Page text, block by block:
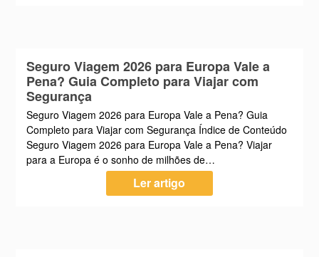
Seguro Viagem 2026 para Europa Vale a
Pena? Guia Completo para Viajar com
Segurança
Seguro Viagem 2026 para Europa Vale a Pena? Guia
Completo para Viajar com Segurança Índice de Conteúdo
Seguro Viagem 2026 para Europa Vale a Pena? Viajar
para a Europa é o sonho de milhões de…
Ler artigo